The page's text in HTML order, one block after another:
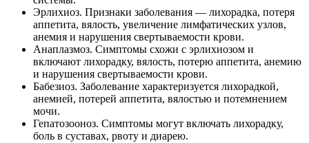
Эрлихиоз. Признаки заболевания — лихорадка, потеря
аппетита, вялость, увеличение лимфатических узлов,
анемия и нарушения свертываемости крови.
Анаплазмоз. Симптомы схожи с эрлихиозом и
включают лихорадку, вялость, потерю аппетита, анемию
и нарушения свертываемости крови.
Бабезиоз. Заболевание характеризуется лихорадкой,
анемией, потерей аппетита, вялостью и потемнением
мочи.
Гепатозооноз. Симптомы могут включать лихорадку,
боль в суставах, рвоту и диарею.